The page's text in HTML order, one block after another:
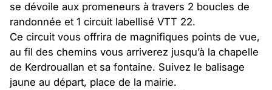
se dévoile aux promeneurs à travers 2 boucles de
randonnée et 1 circuit labellisé VTT 22.
Ce circuit vous offrira de magnifiques points de vue,
au fil des chemins vous arriverez jusqu’à la chapelle
de Kerdrouallan et sa fontaine. Suivez le balisage
jaune au départ, place de la mairie.